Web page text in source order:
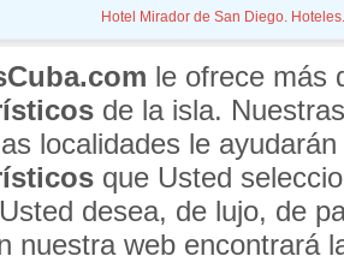
Hotel Mirador de San Diego.
le ofrece más
de la isla.
localidades le
que Usted
desea, de lujo, de
nuestra web encontrará